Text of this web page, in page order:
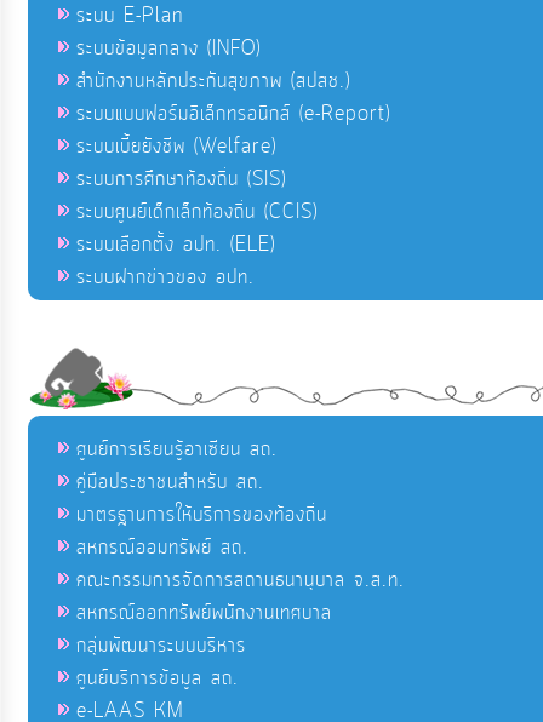
ระบบ E-Plan
ระบบข้อมูลกลาง (INFO)
สำนักงานหลักประกันสุขภาพ (สปสช.)
ระบบแบบฟอร์มอิเล็กทรอนิกส์ (e-Report)
ระบบเบี้ยยังชีพ (Welfare)
ระบบการศึกษาท้องถิ่น (SIS)
ระบบศูนย์เด็กเล็กท้องถิ่น (CCIS)
ระบบเลือกตั้ง อปท. (ELE)
ระบบฝากข่าวของ อปท.
ศูนย์การเรียนรู้อาเซียน สถ.
คู่มือประชาชนสำหรับ สถ.
มาตรฐานการให้บริการของท้องถิ่น
สหกรณ์ออมทรัพย์ สถ.
คณะกรรมการจัดการสถานธนานุบาล จ.ส.ท.
สหกรณ์ออกทรัพย์พนักงานเทศบาล
กลุ่มพัฒนาระบบบริหาร
ศูนย์บริการข้อมูล สถ.
e-LAAS KM